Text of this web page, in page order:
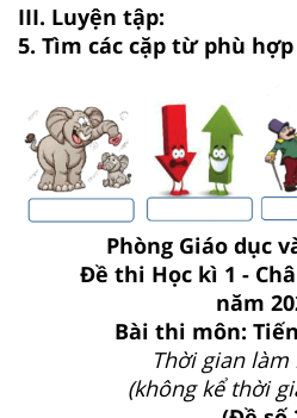
III. Luyện tập:
5. Tìm các cặp từ phù
Phòng Giáo dục
Đề thi Học kì 1 -
năm
Bài thi môn:
Thời gian
(không kể thời